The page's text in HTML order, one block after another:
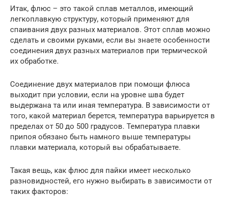
Итак, флюс – это такой сплав металлов, имеющий
легкоплавкую структуру, который применяют для
спаивания двух разных материалов. Этот сплав можно
сделать и своими руками, если вы знаете особенности
соединения двух разных материалов при термической
их обработке.
Соединение двух материалов при помощи флюса
выходит при условии, если на уровне шва будет
выдержана та или иная температура. В зависимости от
того, какой материал берется, температура варьируется в
пределах от 50 до 500 градусов. Температура плавки
припоя обязано быть намного выше температуры
плавки материала, который вы обрабатываете.
Такая вещь, как флюс для пайки имеет несколько
разновидностей, его нужно выбирать в зависимости от
таких факторов: